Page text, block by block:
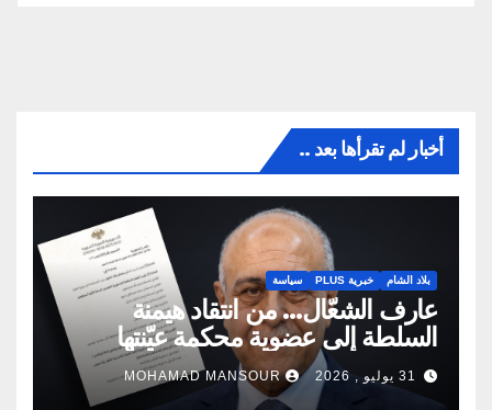
أخبار لم تقرأها بعد ..
بلاد الشام خبرية PLUS سياسة
عارف الشعّال… من انتقاد هيمنة
السلطة إلى عضوية محكمة عيّنتها
السلطة
31 يوليو , 2026 MOHAMAD MANSOUR